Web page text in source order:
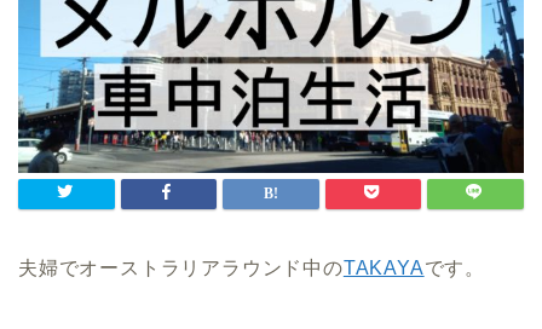
夫婦でオーストラリアラウンド中のTAKAYAです。